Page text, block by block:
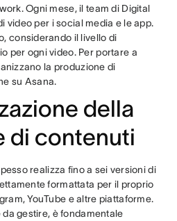
Ogni mese, il team di Digital
video per i social media e le app.
considerando il livello di
per ogni video. Per portare a
la produzione di
su Asana.
della
di contenuti
realizza fino a sei versioni di
formattata per il proprio
YouTube e altre piattaforme.
gestire, è fondamentale